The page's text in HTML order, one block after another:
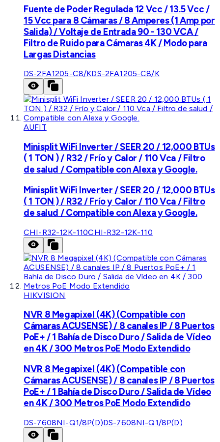
Fuente de Poder Regulada 12 Vcc / 13.5 Vcc /
15 Vcc para 8 Cámaras / 8 Amperes (1 Amp por
Salida) / Voltaje de Entrada 90 - 130 VCA /
Filtro de Ruido para Cámaras 4K / Modo para
Largas Distancias
DS-2FA1205-C8/KDS-2FA1205-C8/K
AUFIT
Minisplit WiFi Inverter / SEER 20 / 12,000 BTUs
( 1 TON ) / R32 / Frío y Calor / 110 Vca / Filtro
de salud / Compatible con Alexa y Google.
Minisplit WiFi Inverter / SEER 20 / 12,000 BTUs
( 1 TON ) / R32 / Frío y Calor / 110 Vca / Filtro
de salud / Compatible con Alexa y Google.
CHI-R32-12K-110CHI-R32-12K-110
HIKVISION
NVR 8 Megapixel (4K) (Compatible con
Cámaras ACUSENSE) / 8 canales IP / 8 Puertos
PoE+ / 1 Bahía de Disco Duro / Salida de Vídeo
en 4K / 300 Metros PoE Modo Extendido
NVR 8 Megapixel (4K) (Compatible con
Cámaras ACUSENSE) / 8 canales IP / 8 Puertos
PoE+ / 1 Bahía de Disco Duro / Salida de Vídeo
en 4K / 300 Metros PoE Modo Extendido
DS-7608NI-Q1/8P(D)DS-7608NI-Q1/8P(D)